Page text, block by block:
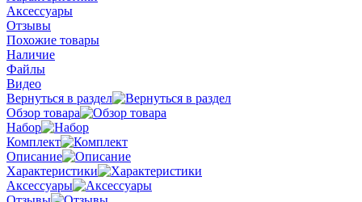
Аксессуары
Отзывы
Похожие товары
Наличие
Файлы
Видео
Вернуться в раздел
Обзор товара
Набор
Комплект
Описание
Характеристики
Аксессуары